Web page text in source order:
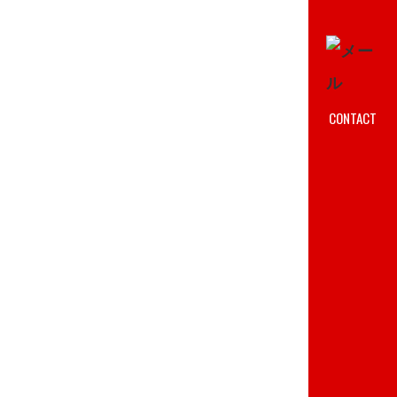
CONTACT